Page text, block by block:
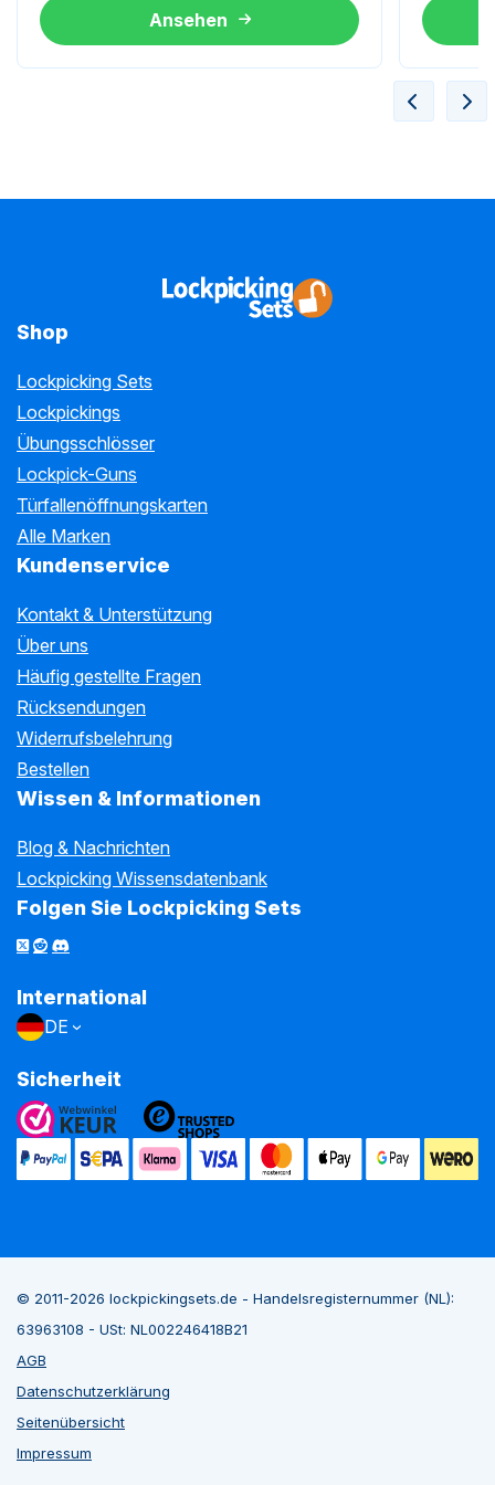
Ansehen
Shop
Lockpicking Sets
Lockpickings
Übungsschlösser
Lockpick-Guns
Türfallenöffnungskarten
Alle Marken
Kundenservice
Kontakt & Unterstützung
Über uns
Häufig gestellte Fragen
Rücksendungen
Widerrufsbelehrung
Bestellen
Wissen & Informationen
Blog & Nachrichten
Lockpicking Wissensdatenbank
Folgen Sie Lockpicking Sets
International
DE
Sicherheit
© 2011-2026 lockpickingsets.de - Handelsregisternummer (NL):
63963108 - USt: NL002246418B21
AGB
Datenschutzerklärung
Seitenübersicht
Impressum